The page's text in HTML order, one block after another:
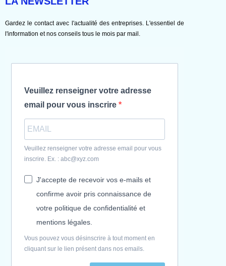
Gardez le contact avec l'actualité des entreprises. L'essentiel de
l'information et nos conseils tous le mois par mail.
Veuillez renseigner votre adresse
email pour vous inscrire
Veuillez renseigner votre adresse email pour vous
inscrire. Ex. : abc@xyz.com
J'accepte de recevoir vos e-mails et
confirme avoir pris connaissance de
votre politique de confidentialité et
mentions légales.
Vous pouvez vous désinscrire à tout moment en
cliquant sur le lien présent dans nos emails.